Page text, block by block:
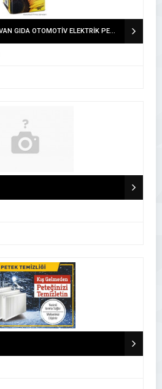
VEYSEL DENİZ ASLAN A.Ş VAN GIDA OTOMOTİV ELEKTRİK PETROL ÜRÜNLERİ İNŞAAT TEKSTİL TURİZM İTHALAT İHRACAT SAN.LTD.ŞTİ. A.Ş VAN